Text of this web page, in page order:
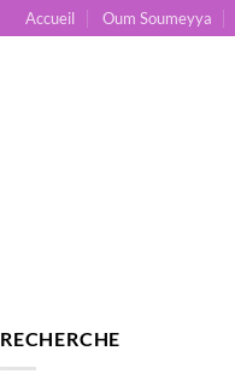
Accueil Oum Soumeyya
RECHERCHE